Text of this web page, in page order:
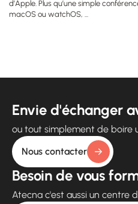
d’Apple. Plus qu’une simple
macOS ou watchOS, ...
Envie d'échanger
ou tout simplement de boire
Nous contacter
Besoin de vous
Atecna c'est aussi un centre